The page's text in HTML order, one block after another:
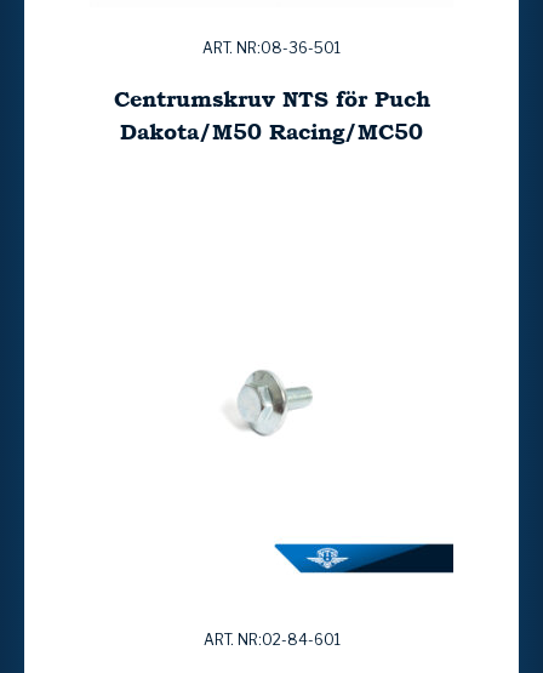
ART. NR:08-36-501
Centrumskruv NTS för Puch
Dakota/M50 Racing/MC50
ART. NR:02-84-601